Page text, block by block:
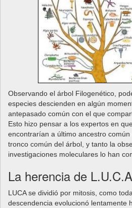
Observando el árbol Filogenético,
especies descienden en algún
antepasado común con el que
Esto hizo pensar a los expertos en
encontrarían a último ancestro
tronco común del árbol, y tanto la
investigaciones moleculares lo han
La herencia de
LUCA se dividió por mitosis, como
descendencia evolucionó lentamente